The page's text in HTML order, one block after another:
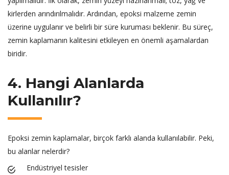
kirlerden arındırılmalıdır. Ardından, epoksi malzeme zemin
üzerine uygulanır ve belirli bir süre kuruması beklenir. Bu süreç,
zemin kaplamanın kalitesini etkileyen en önemli aşamalardan
biridir.
4. Hangi Alanlarda
Kullanılır?
Epoksi zemin kaplamalar, birçok farklı alanda kullanılabilir. Peki,
bu alanlar nelerdir?
Endüstriyel tesisler